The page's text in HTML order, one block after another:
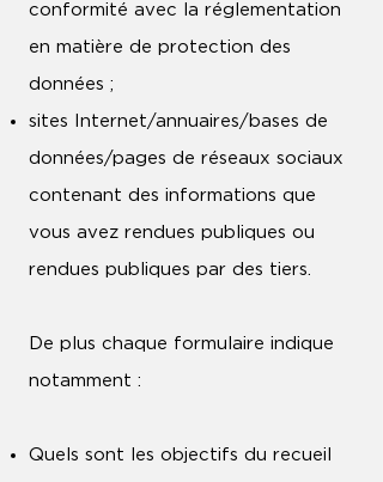
conformité avec la réglementation
en matière de protection des
données ;
sites Internet/annuaires/bases de
données/pages de réseaux sociaux
contenant des informations que
vous avez rendues publiques ou
rendues publiques par des tiers.
De plus chaque formulaire indique
notamment :
Quels sont les objectifs du recueil